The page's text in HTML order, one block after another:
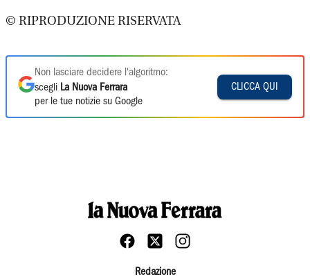
© RIPRODUZIONE RISERVATA
Non lasciare decidere l'algoritmo:
scegli La Nuova Ferrara
per le tue notizie su Google
CLICCA QUI
Redazione